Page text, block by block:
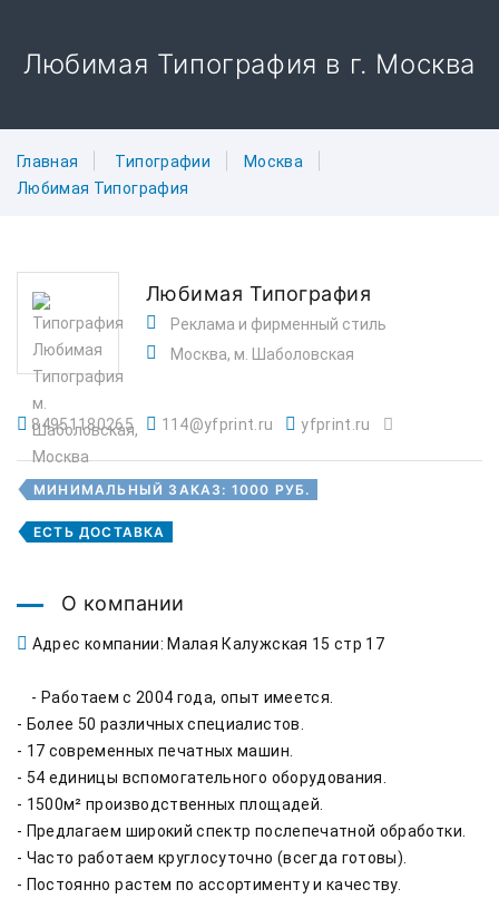
Любимая Типография в г. Москва
Главная Типографии
Москва
Любимая Типография
Любимая Типография
Реклама и фирменный стиль
Москва, м. Шаболовская
84951180265 114@yfprint.ru yfprint.ru
МИНИМАЛЬНЫЙ ЗАКАЗ: 1000 РУБ.
ЕСТЬ ДОСТАВКА
О компании
Адрес компании: Малая Калужская 15 стр 17
- Более 50 различных специалистов.
- 17 современных печатных машин.
- 54 единицы вспомогательного оборудования.
- 1500м² производственных площадей.
- Предлагаем широкий спектр послепечатной обработки.
- Часто работаем круглосуточно (всегда готовы).
- Постоянно растем по ассортименту и качеству.